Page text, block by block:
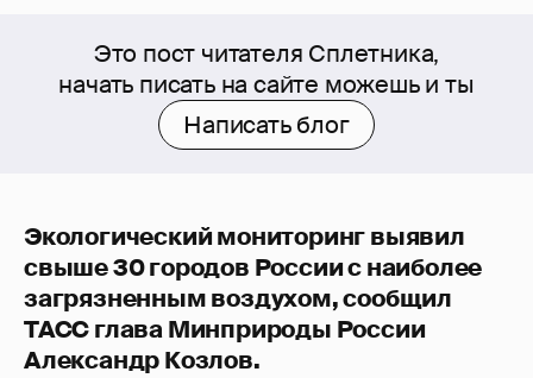
Это пост читателя Сплетника,
начать писать на сайте можешь и ты
Написать блог
Экологический мониторинг выявил
свыше 30 городов России с наиболее
загрязненным воздухом, сообщил
ТАСС глава Минприроды России
Александр Козлов.